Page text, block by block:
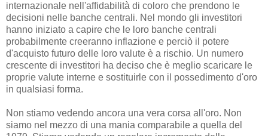
internazionale nell'affidabilità di coloro che prendono le
decisioni nelle banche centrali. Nel mondo gli investitori
hanno iniziato a capire che le loro banche centrali
probabilmente creeranno inflazione e perciò il potere
d'acquisto futuro delle loro valute è a rischio. Un numero
crescente di investitori ha deciso che è meglio scaricare le
proprie valute interne e sostituirle con il possedimento d'oro
in qualsiasi forma.
Non stiamo vedendo ancora una vera corsa all'oro. Non
siamo nel mezzo di una mania comparabile a quella del